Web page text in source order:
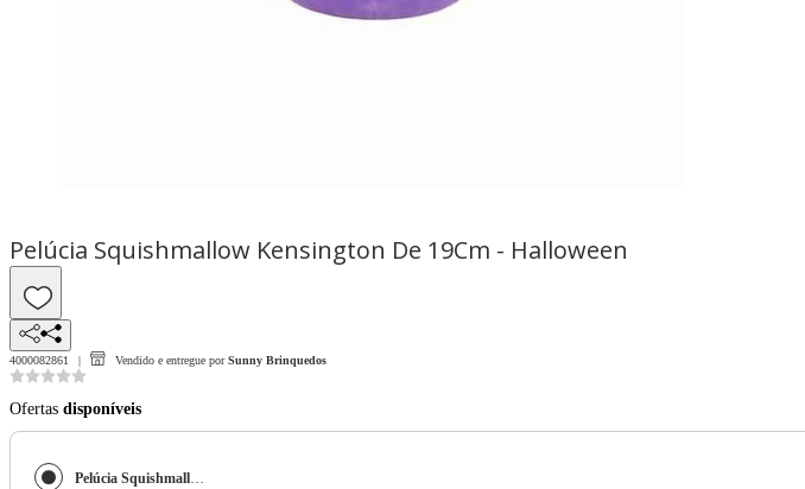
Pelúcia Squishmallow Kensington De 19Cm - Halloween
4000082861 Vendido e entregue por Sunny Brinquedos
Ofertas disponíveis
Pelúcia Squishmallow Kensington De 19Cm - Halloween